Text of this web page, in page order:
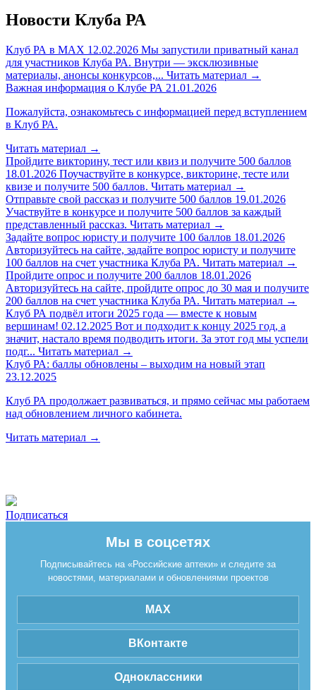
Новости Клуба РА
Клуб РА в MAX 12.02.2026 Мы запустили приватный канал
для участников Клуба РА. Внутри — эксклюзивные
материалы, анонсы конкурсов,... Читать материал →
Важная информация о Клубе РА 21.01.2026
Пожалуйста, ознакомьтесь с информацией перед вступлением
в Клуб РА.
Читать материал →
Пройдите викторину, тест или квиз и получите 500 баллов
18.01.2026 Поучаствуйте в конкурсе, викторине, тесте или
квизе и получите 500 баллов. Читать материал →
Отправьте свой рассказ и получите 500 баллов 19.01.2026
Участвуйте в конкурсе и получите 500 баллов за каждый
представленный рассказ. Читать материал →
Задайте вопрос юристу и получите 100 баллов 18.01.2026
Авторизуйтесь на сайте, задайте вопрос юристу и получите
100 баллов на счет участника Клуба РА. Читать материал →
Пройдите опрос и получите 200 баллов 18.01.2026
Авторизуйтесь на сайте, пройдите опрос до 30 мая и получите
200 баллов на счет участника Клуба РА. Читать материал →
Клуб РА подвёл итоги 2025 года — вместе к новым
вершинам! 02.12.2025 Вот и подходит к концу 2025 год, а
значит, настало время подводить итоги. За этот год мы успели
подг... Читать материал →
Клуб РА: баллы обновлены – выходим на новый этап
23.12.2025
Клуб РА продолжает развиваться, и прямо сейчас мы работаем
над обновлением личного кабинета.
Читать материал →
Подписаться
Мы в соцсетях
Подписывайтесь на «Российские аптеки» и следите за
новостями, материалами и обновлениями проектов
MAX
ВКонтакте
Одноклассники